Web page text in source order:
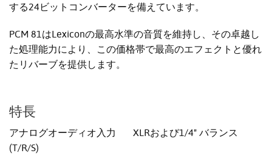
する24ビットコンバーターを備えています。
PCM 81はLexiconの最高水準の音質を維持し、その卓越し
た処理能力により、この価格帯で最高のエフェクトと優れ
たリバーブを提供します。
特長
アナログオーディオ入力 XLRおよび1/4" バランス
(T/R/S)